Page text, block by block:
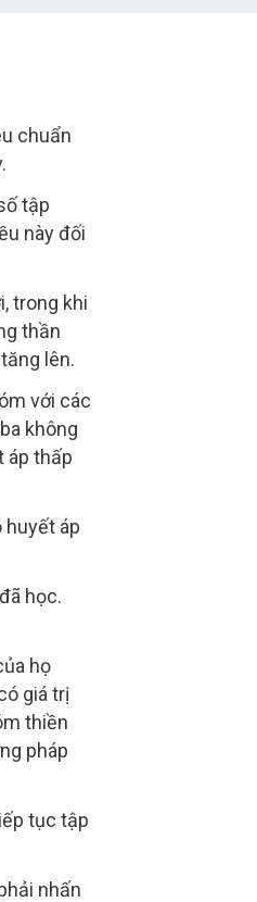
chuẩn
tập
này đối
trong khi
thần
lên.
với các
không
áp thấp
huyết áp
học.
họ
giá trị
thiền
pháp
tục tập
nhấn